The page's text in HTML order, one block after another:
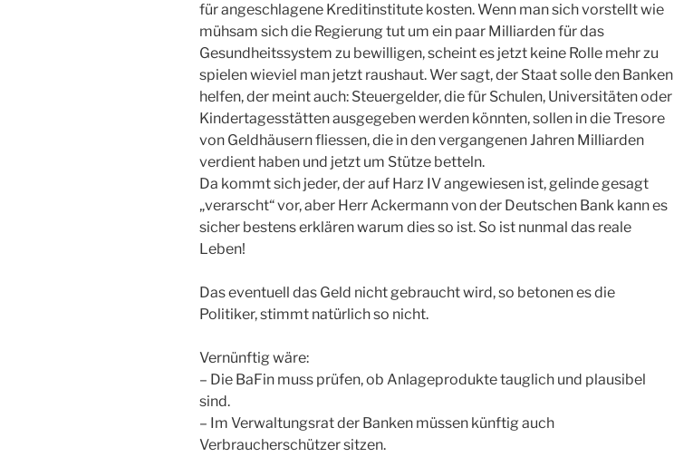
für angeschlagene Kreditinstitute kosten. Wenn man sich vorstellt wie
mühsam sich die Regierung tut um ein paar Milliarden für das
Gesundheitssystem zu bewilligen, scheint es jetzt keine Rolle mehr zu
spielen wieviel man jetzt raushaut. Wer sagt, der Staat solle den Banken
helfen, der meint auch: Steuergelder, die für Schulen, Universitäten oder
Kindertagesstätten ausgegeben werden könnten, sollen in die Tresore
von Geldhäusern fliessen, die in den vergangenen Jahren Milliarden
verdient haben und jetzt um Stütze betteln.
Da kommt sich jeder, der auf Harz IV angewiesen ist, gelinde gesagt
„verarscht“ vor, aber Herr Ackermann von der Deutschen Bank kann es
sicher bestens erklären warum dies so ist. So ist nunmal das reale
Leben!
Das eventuell das Geld nicht gebraucht wird, so betonen es die
Politiker, stimmt natürlich so nicht.
Vernünftig wäre:
– Die BaFin muss prüfen, ob Anlageprodukte tauglich und plausibel
sind.
– Im Verwaltungsrat der Banken müssen künftig auch
Verbraucherschützer sitzen.